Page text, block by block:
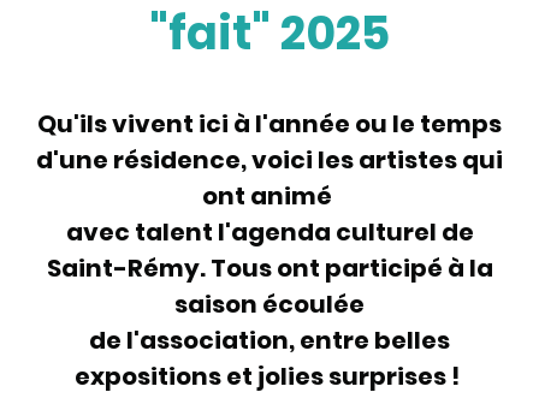
"fait" 2025
Qu'ils vivent ici à l'année ou le temps
d'une résidence, voici les artistes qui
ont animé
avec talent l'agenda culturel de
Saint-Rémy. Tous ont participé à la
saison écoulée
de l'association, entre belles
expositions et jolies surprises !